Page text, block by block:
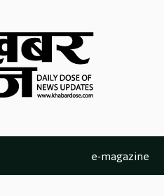
e-magazine